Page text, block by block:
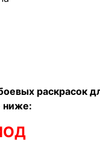
раскрасок
ниже: